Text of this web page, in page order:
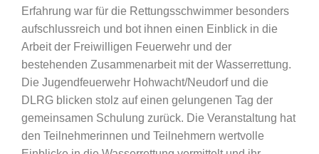
Erfahrung war für die Rettungsschwimmer besonders
aufschlussreich und bot ihnen einen Einblick in die
Arbeit der Freiwilligen Feuerwehr und der
bestehenden Zusammenarbeit mit der Wasserrettung.
Die Jugendfeuerwehr Hohwacht/Neudorf und die
DLRG blicken stolz auf einen gelungenen Tag der
gemeinsamen Schulung zurück. Die Veranstaltung hat
den Teilnehmerinnen und Teilnehmern wertvolle